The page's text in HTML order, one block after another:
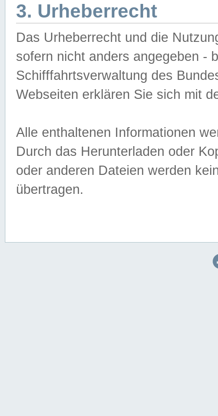
3. Urheberrecht
Das Urheberrecht und die
sofern nicht anders angegeben -
Schifffahrtsverwaltung des
Webseiten erklären Sie sich mit
Alle enthaltenen Informationen
Durch das Herunterladen oder
oder anderen Dateien werden
übertragen.